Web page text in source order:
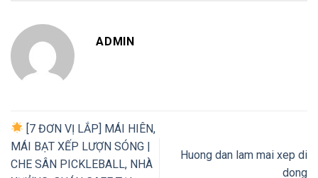
ADMIN
[7 ĐƠN VỊ LẮP] MÁI HIÊN,
MÁI BẠT XẾP LƯỢN SÓNG |
CHE SÂN PICKLEBALL, NHÀ
Huong dan lam mai xep di
dong